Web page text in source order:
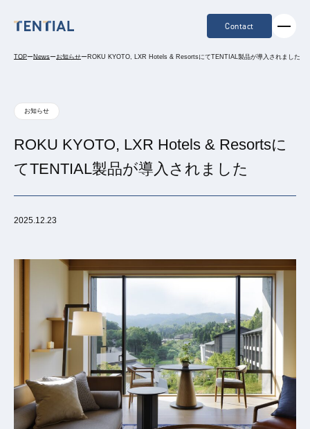
Contact
TOPーNewsーお知らせーROKU KYOTO, LXR Hotels & ResortsにてTENTIAL製品が導入されました
お知らせ
ROKU KYOTO, LXR Hotels & Resortsに
てTENTIAL製品が導入されました
2025.12.23